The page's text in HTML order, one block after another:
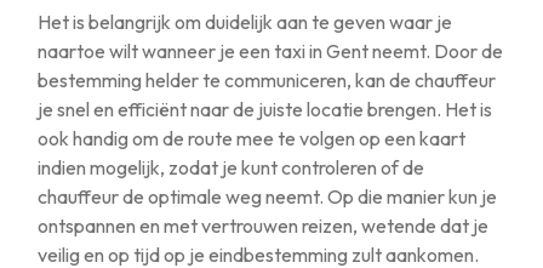
Het is belangrijk om duidelijk aan te geven waar je
naartoe wilt wanneer je een taxi in Gent neemt. Door de
bestemming helder te communiceren, kan de chauffeur
je snel en efficiënt naar de juiste locatie brengen. Het is
ook handig om de route mee te volgen op een kaart
indien mogelijk, zodat je kunt controleren of de
chauffeur de optimale weg neemt. Op die manier kun je
ontspannen en met vertrouwen reizen, wetende dat je
veilig en op tijd op je eindbestemming zult aankomen.